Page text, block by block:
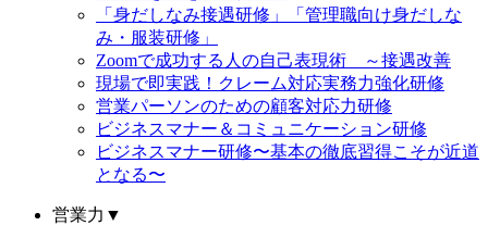
「身だしなみ接遇研修」「管理職向け身だしな
み・服装研修」
Zoomで成功する人の自己表現術 ～接遇改善
現場で即実践！クレーム対応実務力強化研修
営業パーソンのための顧客対応力研修
ビジネスマナー＆コミュニケーション研修
ビジネスマナー研修〜基本の徹底習得こそが近道
となる〜
営業力 ▼